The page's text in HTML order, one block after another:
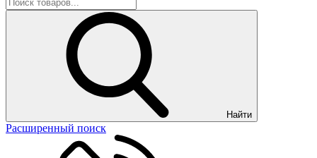
Найти
Расширенный поиск